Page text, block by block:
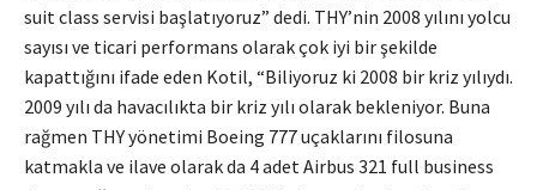
suit class servisi başlatıyoruz” dedi. THY’nin 2008 yılını yolcu
sayısı ve ticari performans olarak çok iyi bir şekilde
kapattığını ifade eden Kotil, “Biliyoruz ki 2008 bir kriz yılıydı.
2009 yılı da havacılıkta bir kriz yılı olarak bekleniyor. Buna
rağmen THY yönetimi Boeing 777 uçaklarını filosuna
katmakla ve ilave olarak da 4 adet Airbus 321 full business